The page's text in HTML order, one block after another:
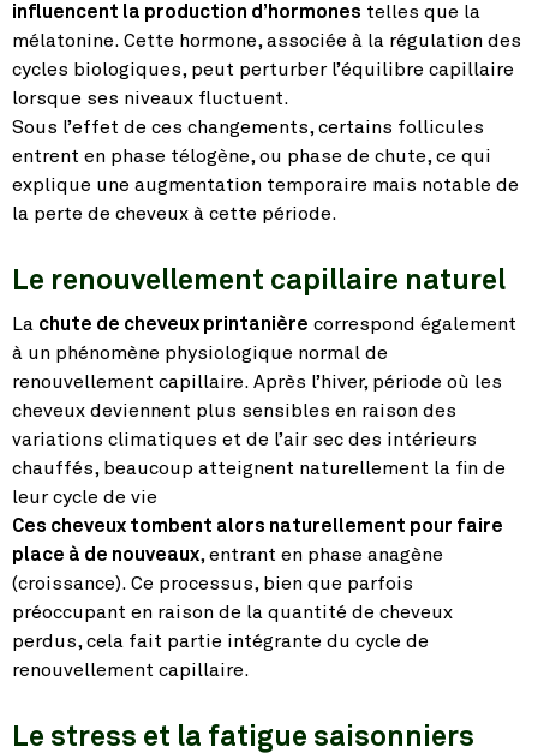
influencent la production d’hormones telles que la
mélatonine. Cette hormone, associée à la régulation des
cycles biologiques, peut perturber l’équilibre capillaire
lorsque ses niveaux fluctuent.
Sous l’effet de ces changements, certains follicules
entrent en phase télogène, ou phase de chute, ce qui
explique une augmentation temporaire mais notable de
la perte de cheveux à cette période.
Le renouvellement capillaire naturel
La chute de cheveux printanière correspond également
à un phénomène physiologique normal de
renouvellement capillaire. Après l’hiver, période où les
cheveux deviennent plus sensibles en raison des
variations climatiques et de l’air sec des intérieurs
chauffés, beaucoup atteignent naturellement la fin de
leur cycle de vie
Ces cheveux tombent alors naturellement pour faire
place à de nouveaux, entrant en phase anagène
(croissance). Ce processus, bien que parfois
préoccupant en raison de la quantité de cheveux
perdus, cela fait partie intégrante du cycle de
renouvellement capillaire.
Le stress et la fatigue saisonniers